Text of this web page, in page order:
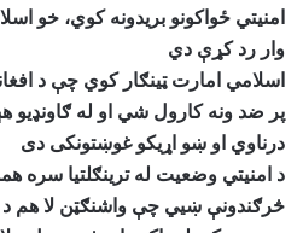
امنیتي ځواکونو بریدونه کوي، خو
وار رد کړې دي
اسلامي امارت ټینګار کوي چې د
پر ضد ونه کارول شي او له ګاونډیو
درناوي او ښو اړیکو غوښتونکی دی
د امنیتي وضعیت له ترینګلتیا سره
څرګندونې ښيي چې واشنګټن لا هم د